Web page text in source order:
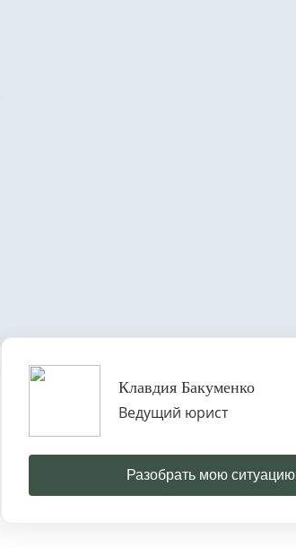
Клавдия Бакуменко
Ведущий юрист
Разобрать мою ситуацию